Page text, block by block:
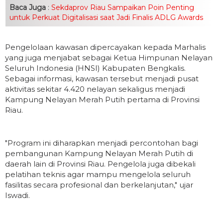
Baca Juga : Sekdaprov Riau Sampaikan Poin Penting
untuk Perkuat Digitalisasi saat Jadi Finalis ADLG Awards
Pengelolaan kawasan dipercayakan kepada Marhalis
yang juga menjabat sebagai Ketua Himpunan Nelayan
Seluruh Indonesia (HNSI) Kabupaten Bengkalis.
Sebagai informasi, kawasan tersebut menjadi pusat
aktivitas sekitar 4.420 nelayan sekaligus menjadi
Kampung Nelayan Merah Putih pertama di Provinsi
Riau.
"Program ini diharapkan menjadi percontohan bagi
pembangunan Kampung Nelayan Merah Putih di
daerah lain di Provinsi Riau. Pengelola juga dibekali
pelatihan teknis agar mampu mengelola seluruh
fasilitas secara profesional dan berkelanjutan," ujar
Iswadi.